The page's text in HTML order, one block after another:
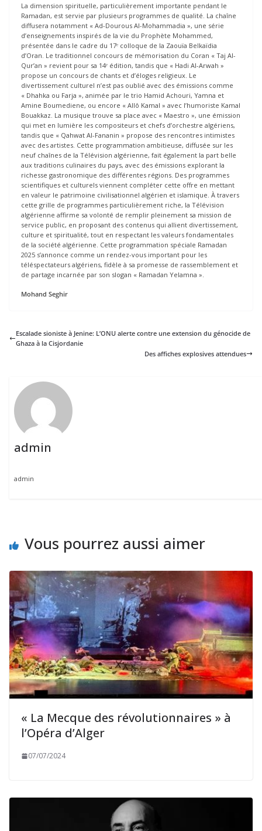
La dimension spirituelle, particulièrement importante pendant le
Ramadan, est servie par plusieurs programmes de qualité. La chaîne
diffusera notamment « Ad-Dourous Al-Mohammadia », une série
d’enseignements inspirés de la vie du Prophète Mohammed,
présentée dans le cadre du 17ᵉ colloque de la Zaouïa Belkaïdia
d’Oran. Le traditionnel concours de mémorisation du Coran « Taj Al-
Qur’an » revient pour sa 14ᵉ édition, tandis que « Hadi Al-Arwah »
propose un concours de chants et d’éloges religieux. Le
divertissement culturel n’est pas oublié avec des émissions comme
« Dhahka ou Farja », animée par le trio Hamid Achouri, Yamna et
Amine Boumediene, ou encore « Allô Kamal » avec l’humoriste Kamal
Bouakkaz. La musique trouve sa place avec « Maestro », une émission
qui met en lumière les compositeurs et chefs d’orchestre algériens,
tandis que « Qahwat Al-Fananin » propose des rencontres intimistes
avec des artistes. Cette programmation ambitieuse, diffusée sur les
neuf chaînes de la Télévision algérienne, fait également la part belle
aux traditions culinaires du pays, avec des émissions explorant la
richesse gastronomique des différentes régions. Des programmes
scientifiques et culturels viennent compléter cette offre en mettant
en valeur le patrimoine civilisationnel algérien et islamique. À travers
cette grille de programmes particulièrement riche, la Télévision
algérienne affirme sa volonté de remplir pleinement sa mission de
service public, en proposant des contenus qui allient divertissement,
culture et spiritualité, tout en respectant les valeurs fondamentales
de la société algérienne. Cette programmation spéciale Ramadan
2025 s’annonce comme un rendez-vous important pour les
téléspectateurs algériens, fidèle à sa promesse de rassemblement et
de partage incarnée par son slogan « Ramadan Yelamna ».
Mohand Seghir
Escalade sioniste à Jenine: L’ONU alerte contre une extension du génocide de
Ghaza à la Cisjordanie
Des affiches explosives attendues
admin
admin
Vous pourrez aussi aimer
« La Mecque des révolutionnaires » à
l’Opéra d’Alger
07/07/2024